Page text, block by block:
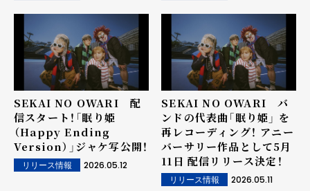
SEKAI NO OWARI 配
信スタート！「眠り姫
（Happy Ending
Version）」ジャケ写公開！
リリース情報 2026.05.12
SEKAI NO OWARI バ
ンドの代表曲「眠り姫」 を
再レコーディング！ アニー
バーサリー作品として5月
11日 配信リリース決定！
リリース情報 2026.05.11